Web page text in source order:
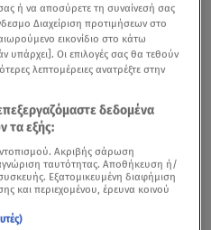
σας ή να αποσύρετε τη συναίνεσή σας
Διαχείριση προτιμήσεων στο
εικονίδιο στο κάτω
υπάρχει]. Οι επιλογές σας θα τεθούν
λεπτομέρειες ανατρέξτε στην
δεδομένα
τα εξής:
Ακριβής σάρωση
ταυτότητας. Αποθήκευση ή/
Εξατομικευμένη διαφήμιση
και περιεχομένου, έρευνα κοινού